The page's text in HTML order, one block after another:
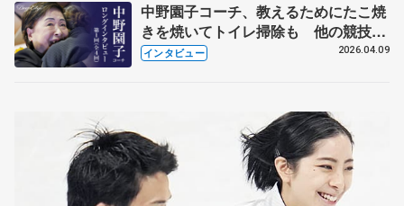
中野園子コーチ、教えるためにたこ焼
きを焼いてトイレ掃除も 他の競技に
も通用するという坂本花織の筋肉
インタビュー 2026.04.09